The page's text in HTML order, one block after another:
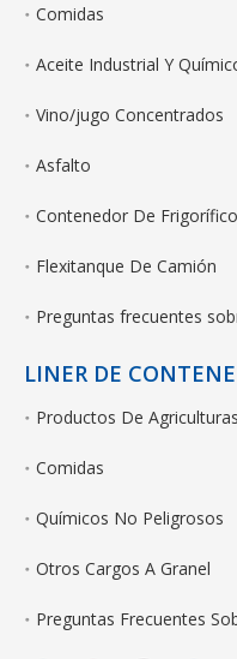
Comidas
Aceite Industrial Y
Vino/jugo Concentrados
Asfalto
Contenedor De Frigorífico
Flexitanque De Camión
Preguntas frecuentes
LINER DE
Productos De Agriculturas
Comidas
Químicos No Peligrosos
Otros Cargos A Granel
Preguntas Frecuentes